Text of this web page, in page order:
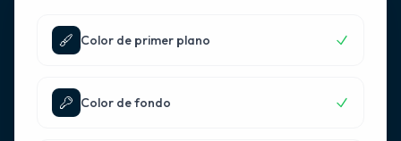
Color de primer plano
Color de fondo